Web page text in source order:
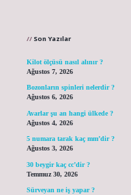
Son Yazılar
Kilot ölçüsü nasıl alınır ?
Ağustos 7, 2026
Bozonların spinleri nelerdir ?
Ağustos 6, 2026
Avarlar şu an hangi ülkede ?
Ağustos 4, 2026
5 numara tarak kaç mm’dir ?
Ağustos 3, 2026
30 beygir kaç cc’dir ?
Temmuz 30, 2026
Sürveyan ne iş yapar ?